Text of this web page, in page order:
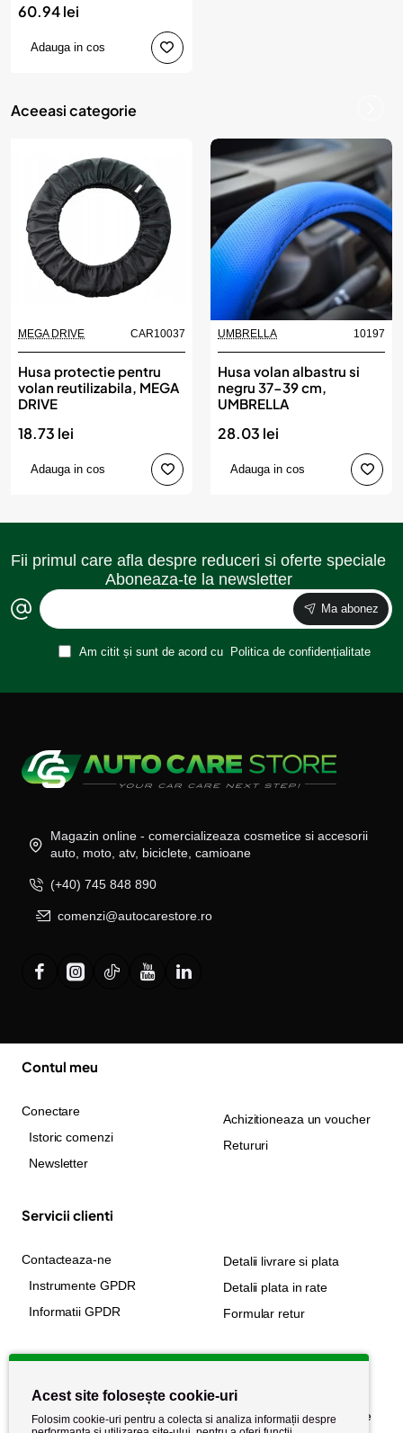
60.94 lei
Adauga in cos
Aceeasi categorie
MEGA DRIVE CAR10037
Husa protectie pentru
volan reutilizabila, MEGA
DRIVE
18.73 lei
Adauga in cos
UMBRELLA 10197
Husa volan albastru si
negru 37-39 cm,
UMBRELLA
28.03 lei
Adauga in cos
Fii primul care afla despre reduceri si oferte speciale
Aboneaza-te la newsletter
Ma abonez
Am citit și sunt de acord cu Politica de confidențialitate
Magazin online - comercializeaza cosmetice si accesorii
auto, moto, atv, biciclete, camioane
(+40) 745 848 890
comenzi@autocarestore.ro
Contul meu
Conectare
Istoric comenzi
Newsletter
Achizitioneaza un voucher
Retururi
Servicii clienti
Contacteaza-ne
Instrumente GPDR
Informatii GPDR
Detalii livrare si plata
Detalii plata in rate
Formular retur
Despre noi
Politica de confidențialitate
Acest site folosește cookie-uri
Folosim cookie-uri pentru a colecta si analiza informații despre